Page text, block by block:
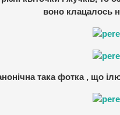
воно клацалось
така фотка , що